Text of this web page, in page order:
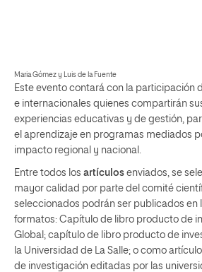
Maria Gómez y Luis de la Fuente
Este evento contará con la participación
e internacionales quienes compartirán
experiencias educativas y de gestión,
el aprendizaje en programas mediados
impacto regional y nacional.
Entre todos los artículos enviados, se
mayor calidad por parte del comité
seleccionados podrán ser publicados en
formatos: Capítulo de libro producto de
Global; capítulo de libro producto de
la Universidad de La Salle; o como
de investigación editadas por las